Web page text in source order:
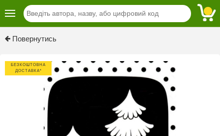
Повернутись
БЕЗКОШТОВНА
ДОСТАВКА*